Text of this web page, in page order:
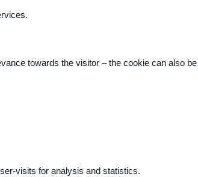
towards the visitor – the cookie can also
visits for analysis and statistics.